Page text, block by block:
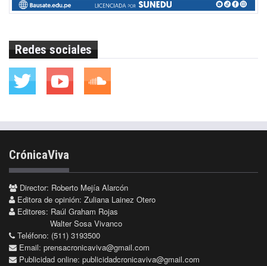
Redes sociales
CrónicaViva
Director: Roberto Mejía Alarcón
Editora de opinión: Zuliana Lainez Otero
Editores: Raúl Graham Rojas
Walter Sosa Vivanco
Teléfono: (511) 3193500
Email: prensacronicaviva@gmail.com
Publicidad online: publicidadcronicaviva@gmail.com